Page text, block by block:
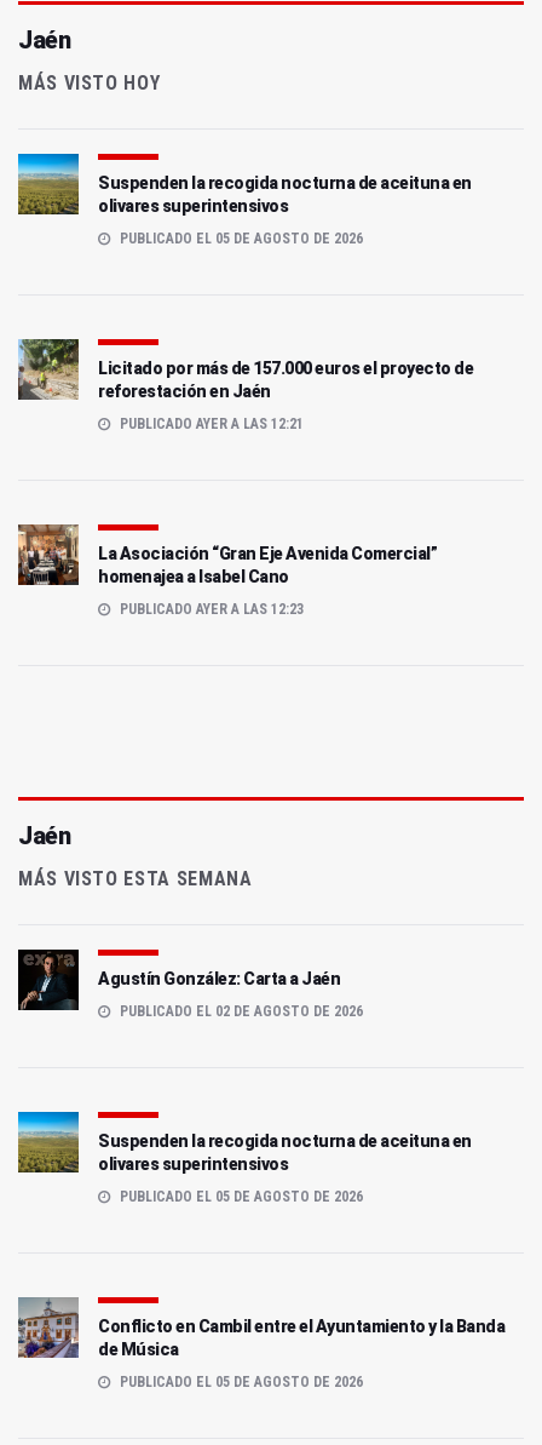
Jaén
MÁS VISTO HOY
Suspenden la recogida nocturna de aceituna en
olivares superintensivos
PUBLICADO EL 05 DE AGOSTO DE 2026
Licitado por más de 157.000 euros el proyecto de
reforestación en Jaén
PUBLICADO AYER A LAS 12:21
La Asociación “Gran Eje Avenida Comercial”
homenajea a Isabel Cano
PUBLICADO AYER A LAS 12:23
Jaén
MÁS VISTO ESTA SEMANA
Agustín González: Carta a Jaén
PUBLICADO EL 02 DE AGOSTO DE 2026
Suspenden la recogida nocturna de aceituna en
olivares superintensivos
PUBLICADO EL 05 DE AGOSTO DE 2026
Conflicto en Cambil entre el Ayuntamiento y la Banda
de Música
PUBLICADO EL 05 DE AGOSTO DE 2026